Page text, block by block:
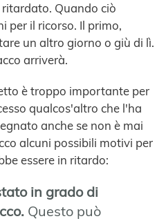
Quando ciò
per il ricorso. Il primo,
un altro giorno o giù di lì.
arriverà.
è troppo importante per
qualcos'altro che l'ha
anche se non è mai
alcuni possibili motivi per
essere in ritardo:
in grado di
Questo può